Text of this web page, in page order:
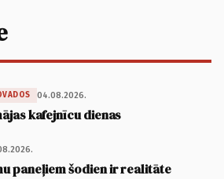
04.08.2026.
kafejnīcu dienas
paneļiem šodien ir realitāte